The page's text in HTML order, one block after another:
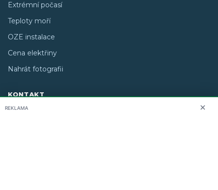
Extrémní počasí
Teploty moří
OZE instalace
Cena elektřiny
Nahrát fotografii
KONTAKT
O nás
REKLAMA ✕